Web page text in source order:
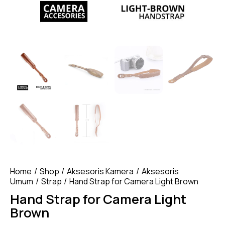
Home Shop Aksesoris Kamera
Aksesoris
Umum
Strap Hand Strap for Camera Light Brown
Hand Strap for Camera Light
Brown